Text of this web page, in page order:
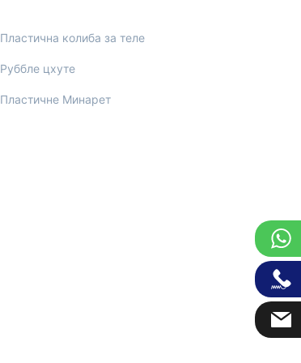
Пластична колиба за теле
Руббле цхуте
Пластичне Минарет